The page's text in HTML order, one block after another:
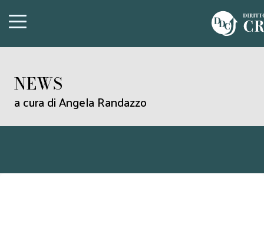
NEWS
a cura di Angela Randazzo